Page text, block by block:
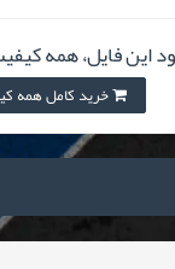
این فایل، همه
خرید کامل همه کیفیت